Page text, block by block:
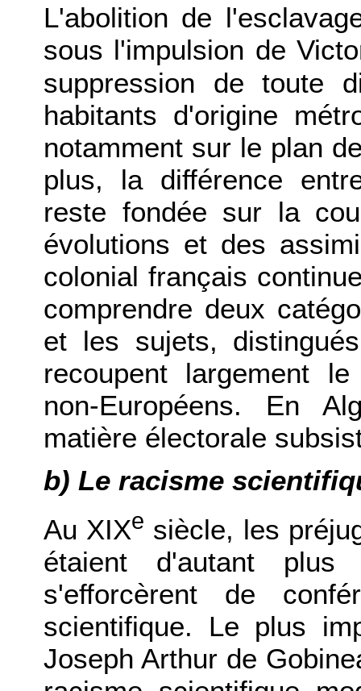
L'abolition de
sous l'impulsion de
suppression de toute
habitants d'origine
notamment sur le plan
plus, la différence
reste fondée sur la
évolutions et des
colonial français
comprendre deux
et les sujets,
recoupent largement
non-Européens. En
matière électorale
b) Le racisme
Au XIXe siècle, les
étaient d'autant
s'efforcèrent de
scientifique. Le plus
Joseph Arthur de